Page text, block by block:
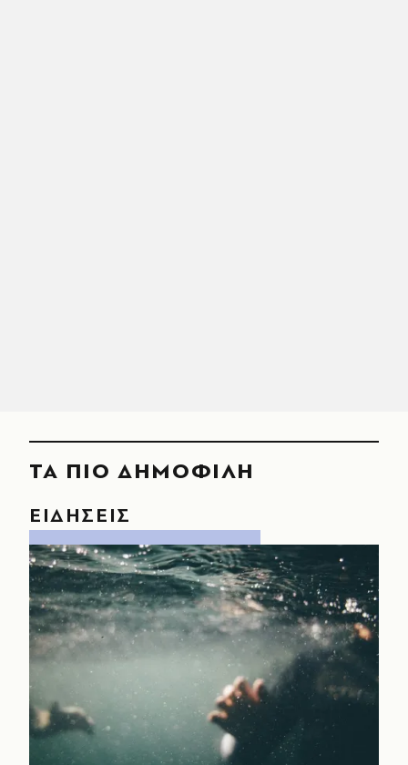
ΤΑ ΠΙΟ ΔΗΜΟΦΙΛΗ
ΕΙΔΗΣΕΙΣ